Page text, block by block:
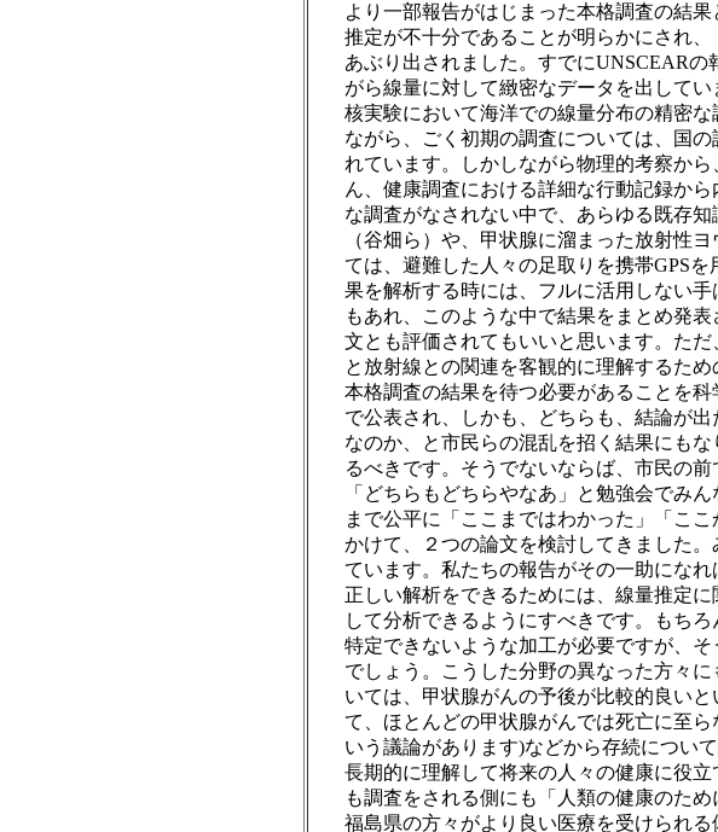
より一部報告がはじまった本格調査の結
推定が不十分であることが明らかにされ
あぶり出されました。すでにUNSCEAR
がら線量に対して緻密なデータを出して
核実験において海洋での線量分布の精密
ながら、ごく初期の調査については、国
れています。しかしながら物理的考察か
ん、健康調査における詳細な行動記録か
な調査がなされない中で、あらゆる既存
（谷畑ら）や、甲状腺に溜まった放射性
ては、避難した人々の足取りを携帯GPS
果を解析する時には、フルに活用しない
もあれ、このような中で結果をまとめ発
文とも評価されてもいいと思います。た
と放射線との関連を客観的に理解するた
本格調査の結果を待つ必要があることを
で公表され、しかも、どちらも、結論が
なのか、と市民らの混乱を招く結果にも
るべきです。そうでないならば、市民の
「どちらもどちらやなあ」と勉強会でみ
まで公平に「ここまではわかった」「こ
かけて、２つの論文を検討してきました
ています。私たちの報告がその一助にな
正しい解析をできるためには、線量推定
して分析できるようにすべきです。もち
特定できないような加工が必要ですが、
でしょう。こうした分野の異なった方々
いては、甲状腺がんの予後が比較的良い
て、ほとんどの甲状腺がんでは死亡に至
いう議論があります)などから存続につい
長期的に理解して将来の人々の健康に役
も調査をされる側にも「人類の健康のた
福島県の方々がより良い医療を受けられ